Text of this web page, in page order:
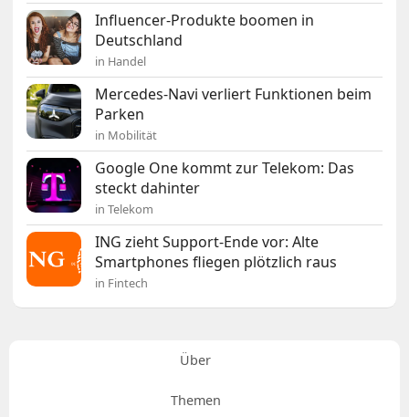
Influencer-Produkte boomen in
Deutschland
in Handel
Mercedes-Navi verliert Funktionen beim
Parken
in Mobilität
Google One kommt zur Telekom: Das
steckt dahinter
in Telekom
ING zieht Support-Ende vor: Alte
Smartphones fliegen plötzlich raus
in Fintech
Über
Themen